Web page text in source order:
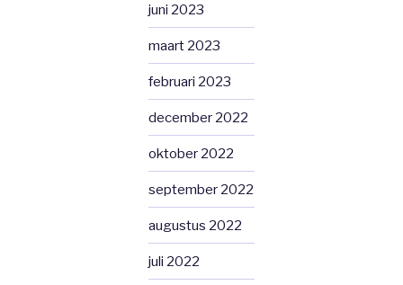
juni 2023
maart 2023
februari 2023
december 2022
oktober 2022
september 2022
augustus 2022
juli 2022